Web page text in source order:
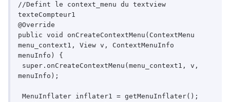
//Defint le context_menu du textview
texteCompteur1
@Override
public void onCreateContextMenu(ContextMenu
menu_context1, View v, ContextMenuInfo
menuInfo) {
menuInfo);